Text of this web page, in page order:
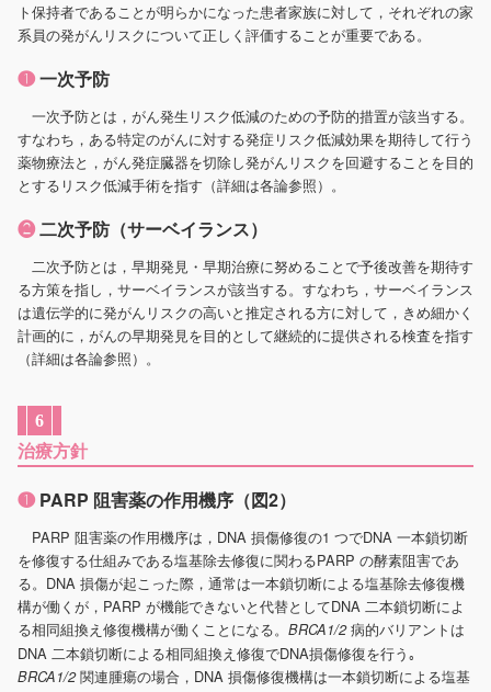
ト保持者であることが明らかになった患者家族に対して，それぞれの家
系員の発がんリスクについて正しく評価することが重要である。
❶一次予防
一次予防とは，がん発生リスク低減のための予防的措置が該当する。
すなわち，ある特定のがんに対する発症リスク低減効果を期待して行う
薬物療法と，がん発症臓器を切除し発がんリスクを回避することを目的
とするリスク低減手術を指す（詳細は各論参照）。
❷二次予防（サーベイランス）
二次予防とは，早期発見・早期治療に努めることで予後改善を期待す
る方策を指し，サーベイランスが該当する。すなわち，サーベイランス
は遺伝学的に発がんリスクの高いと推定される方に対して，きめ細かく
計画的に，がんの早期発見を目的として継続的に提供される検査を指す
（詳細は各論参照）。
6
治療方針
❶PARP 阻害薬の作用機序（図2）
PARP 阻害薬の作用機序は，DNA 損傷修復の1 つでDNA 一本鎖切断
を修復する仕組みである塩基除去修復に関わるPARP の酵素阻害であ
る。DNA 損傷が起こった際，通常は一本鎖切断による塩基除去修復機
構が働くが，PARP が機能できないと代替としてDNA 二本鎖切断によ
る相同組換え修復機構が働くことになる。 BRCA1/2病的バリアントは
DNA 二本鎖切断による相同組換え修復でDNA損傷修復を行う｡
BRCA1/2関連腫瘍の場合，DNA 損傷修復機構は一本鎖切断による塩基